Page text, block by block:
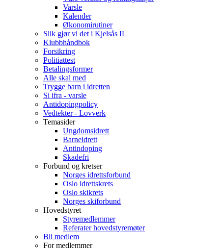
Varsle
Kalender
Økonomirutiner
Slik gjør vi det i Kjelsås IL
Klubbhåndbok
Forsikring
Politiattest
Betalingsformer
Alle skal med
Trygge barn i idretten
Si ifra - varsle
Antidopingpolicy
Vedtekter - Lovverk
Temasider
Ungdomsidrett
Barneidrett
Antindoping
Skadefri
Forbund og kretser
Norges idrettsforbund
Oslo idrettskrets
Oslo skikrets
Norges skiforbund
Hovedstyret
Styremedlemmer
Referater hovedstyremøter
Bli medlem
For medlemmer